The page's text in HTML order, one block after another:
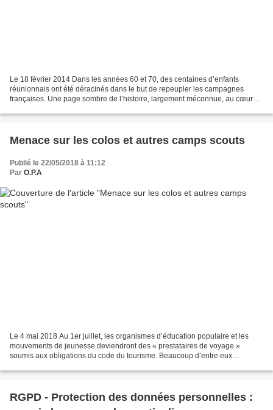
Le 18 février 2014 Dans les années 60 et 70, des centaines d’enfants
réunionnais ont été déracinés dans le but de repeupler les campagnes
françaises. Une page sombre de l’histoire, largement méconnue, au cœur
Menace sur les colos et autres camps scouts
Publié le 22/05/2018 à 11:12
Par O.P.A
Le 4 mai 2018 Au 1er juillet, les organismes d’éducation populaire et les
mouvements de jeunesse deviendront des « prestataires de voyage »
soumis aux obligations du code du tourisme. Beaucoup d’entre eux
RGPD - Protection des données personnelles :